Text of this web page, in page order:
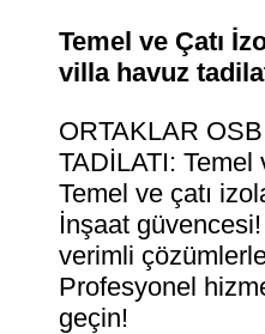
Temel ve Çatı
villa havuz
ORTAKLAR
TADİLATI: Temel
Temel ve çatı
İnşaat güvencesi!
verimli
Profesyonel
geçin!